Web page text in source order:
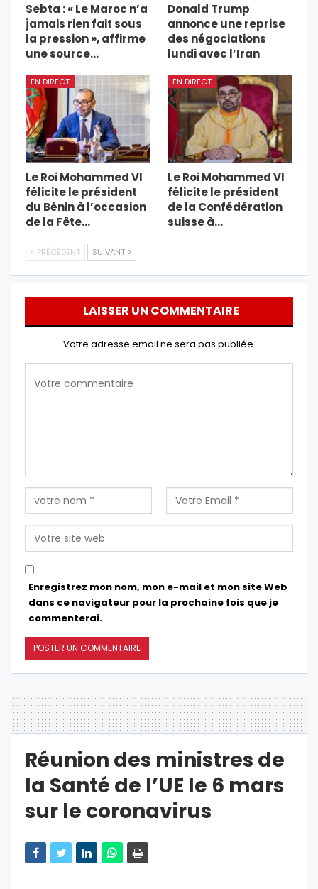
Sebta : « Le Maroc n’a
jamais rien fait sous
la pression », affirme
une source…
Donald Trump
annonce une reprise
des négociations
lundi avec l’Iran
EN DIRECT
Le Roi Mohammed VI
félicite le président
du Bénin à l’occasion
de la Fête…
EN DIRECT
Le Roi Mohammed VI
félicite le président
de la Confédération
suisse à…
PRÉCÉDENT SUIVANT
LAISSER UN COMMENTAIRE
Votre adresse email ne sera pas publiée.
Enregistrez mon nom, mon e-mail et mon site Web
dans ce navigateur pour la prochaine fois que je
commenterai.
Réunion des ministres de
la Santé de l’UE le 6 mars
sur le coronavirus